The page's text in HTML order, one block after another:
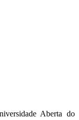
Aberta do